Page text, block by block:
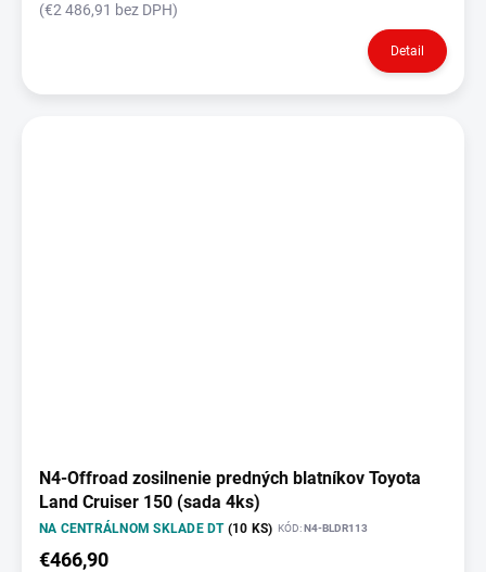
(€2 486,91 bez DPH)
Detail
N4-Offroad zosilnenie predných blatníkov Toyota
Land Cruiser 150 (sada 4ks)
NA CENTRÁLNOM SKLADE DT (10 KS) KÓD:N4-BLDR113
€466,90